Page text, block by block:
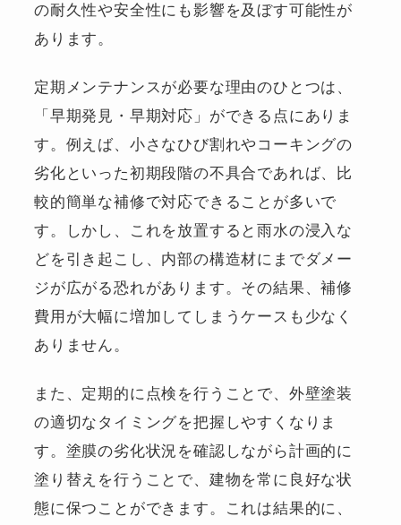
の耐久性や安全性にも影響を及ぼす可能性が
あります。
定期メンテナンスが必要な理由のひとつは、
「早期発見・早期対応」ができる点にありま
す。例えば、小さなひび割れやコーキングの
劣化といった初期段階の不具合であれば、比
較的簡単な補修で対応できることが多いで
す。しかし、これを放置すると雨水の浸入な
どを引き起こし、内部の構造材にまでダメー
ジが広がる恐れがあります。その結果、補修
費用が大幅に増加してしまうケースも少なく
ありません。
また、定期的に点検を行うことで、外壁塗装
の適切なタイミングを把握しやすくなりま
す。塗膜の劣化状況を確認しながら計画的に
塗り替えを行うことで、建物を常に良好な状
態に保つことができます。これは結果的に、